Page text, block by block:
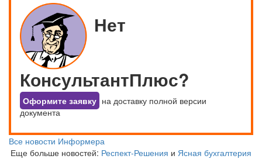
Нет
КонсультантПлюс?
Оформите заявку на доставку полной версии
документа
Все новости Информера
Еще больше новостей: Респект-Решения и Ясная бухгалтерия